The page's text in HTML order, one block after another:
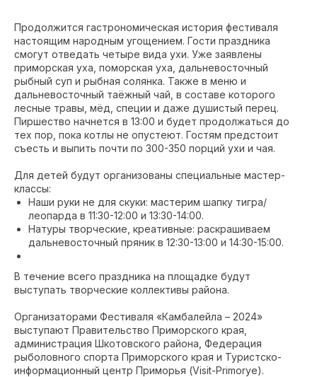
Продолжится гастрономическая история фестиваля
настоящим народным угощением. Гости праздника
смогут отведать четыре вида ухи. Уже заявлены
приморская уха, поморская уха, дальневосточный
рыбный суп и рыбная солянка. Также в меню и
дальневосточный таёжный чай, в составе которого
лесные травы, мёд, специи и даже душистый перец.
Пиршество начнется в 13:00 и будет продолжаться до
тех пор, пока котлы не опустеют. Гостям предстоит
съесть и выпить почти по 300-350 порций ухи и чая.
Для детей будут организованы специальные мастер-
классы:
Наши руки не для скуки: мастерим шапку тигра/
леопарда в 11:30-12:00 и 13:30-14:00.
Натуры творческие, креативные: раскрашиваем
дальневосточный пряник в 12:30-13:00 и 14:30-15:00.
В течение всего праздника на площадке будут
выступать творческие коллективы района.
Организаторами Фестиваля «Камбалейла – 2024»
выступают Правительство Приморского края,
администрация Шкотовского района, Федерация
рыболовного спорта Приморского края и Туристско-
информационный центр Приморья (Visit-Primorye).